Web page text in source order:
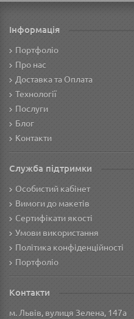
Інформація
Портфоліо
Про нас
Доставка та Оплата
Технології
Послуги
Блог
Контакти
Служба підтримки
Особистий кабінет
Вимоги до макетів
Сертифікати якості
Умови використання
Політика конфіденційності
Портфоліо
Контакти
м. Львів, вулиця Зелена, 147а